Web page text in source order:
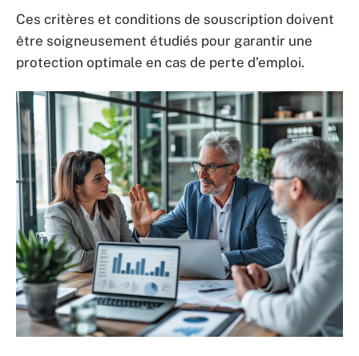
Ces critères et conditions de souscription doivent
être soigneusement étudiés pour garantir une
protection optimale en cas de perte d’emploi.